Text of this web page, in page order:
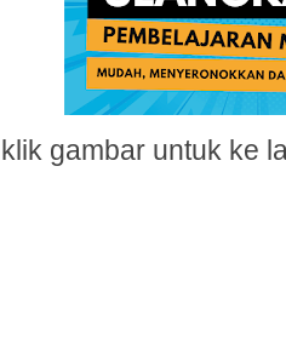
klik gambar untuk ke